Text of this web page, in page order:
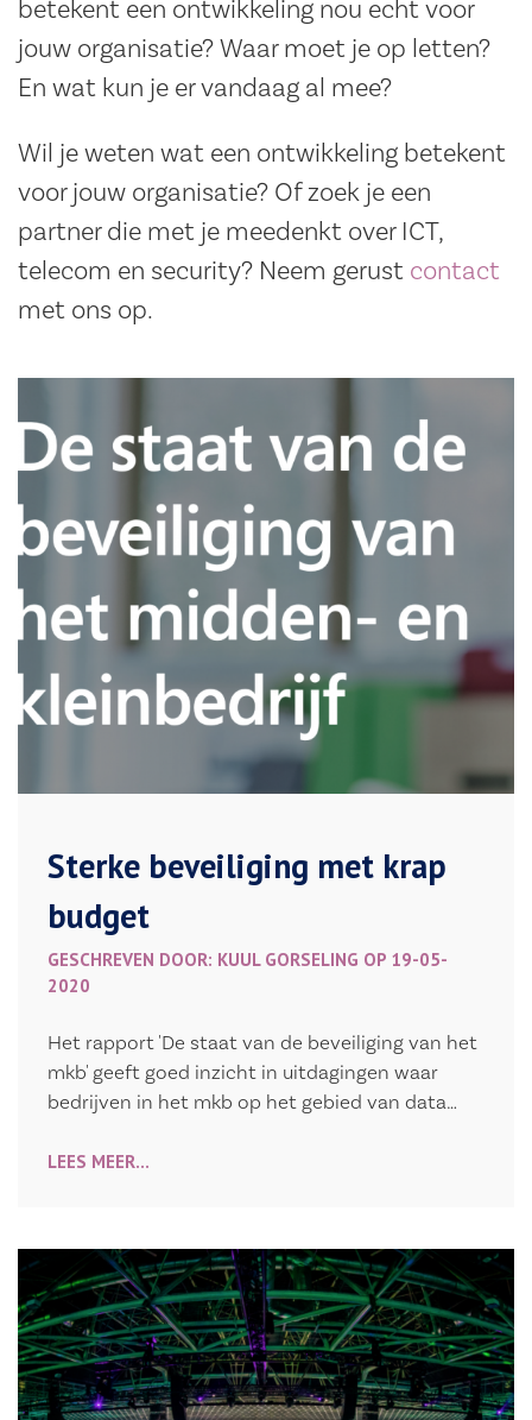
betekent een ontwikkeling nou echt voor
jouw organisatie? Waar moet je op letten?
En wat kun je er vandaag al mee?
Wil je weten wat een ontwikkeling betekent
voor jouw organisatie? Of zoek je een
partner die met je meedenkt over ICT,
telecom en security? Neem gerust contact
met ons op.
Sterke beveiliging met krap
budget
GESCHREVEN DOOR: KUUL GORSELING OP 19-05-
2020
Het rapport 'De staat van de beveiliging van het
mkb' geeft goed inzicht in uitdagingen waar
bedrijven in het mkb op het gebied van data…
LEES MEER...